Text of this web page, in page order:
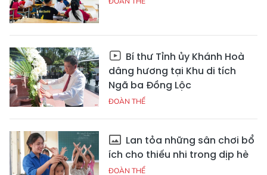
Bí thư Tỉnh ủy Khánh Hoà
dâng hương tại Khu di tích
Ngã ba Đồng Lộc
ĐOÀN THỂ
Lan tỏa những sân chơi bổ
ích cho thiếu nhi trong dịp hè
ĐOÀN THỂ